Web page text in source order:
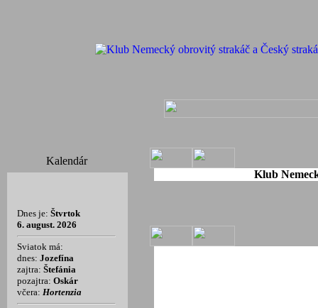
Kalendár
Dnes je: Štvrtok
6. august. 2026
Sviatok má:
dnes: Jozefína
zajtra: Štefánia
pozajtra: Oskár
včera: Hortenzia
Klub